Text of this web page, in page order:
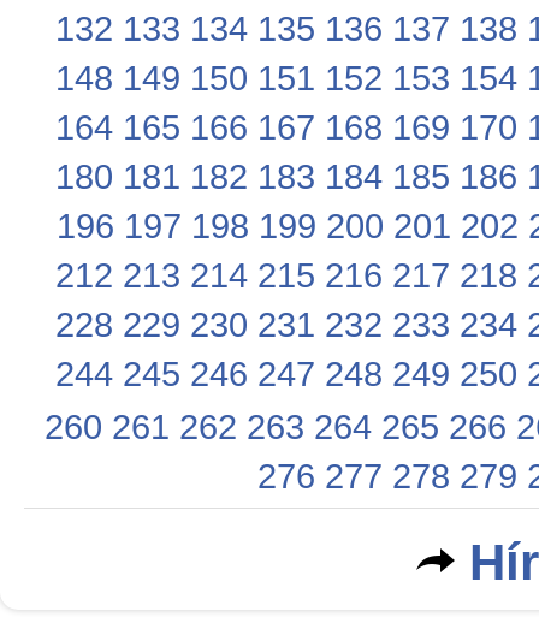
132 133 134 135 136 137 138
148 149 150 151 152 153 154
164 165 166 167 168 169 170
180 181 182 183 184 185 186
196 197 198 199 200 201 202
212 213 214 215 216 217 218
228 229 230 231 232 233 234
244 245 246 247 248 249 250
260 261 262 263 264 265 266
276 277 278 279